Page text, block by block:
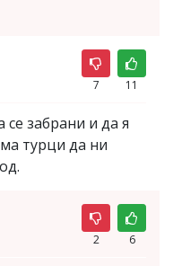
7 11
се забрани и да я
турци да ни
2 6